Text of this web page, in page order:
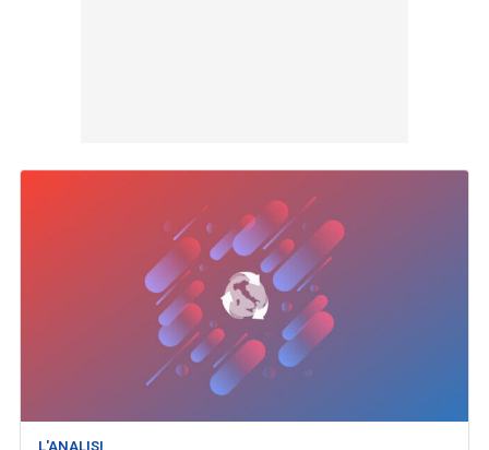
L'ANALISI